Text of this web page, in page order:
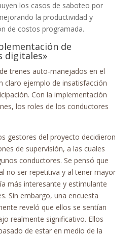
los casos de saboteo por
la productividad y
de costos programada.
de
digitales»
trenes auto-manejados en el
claro ejemplo de insatisfacción
Con la implementación
los roles de los conductores
gestores del proyecto decidieron
de supervisión, a las cuales
conductores. Se pensó que
no ser repetitiva y al tener mayor
más interesante y estimulante
Sin embargo, una encuesta
reveló que ellos se sentían
realmente significativo. Ellos
de estar en medio de la